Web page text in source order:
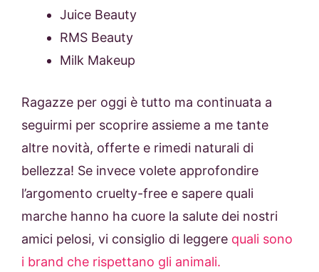
Juice Beauty
RMS Beauty
Milk Makeup
Ragazze per oggi è tutto ma continuata a
seguirmi per scoprire assieme a me tante
altre novità, offerte e rimedi naturali di
bellezza! Se invece volete approfondire
l’argomento cruelty-free e sapere quali
marche hanno ha cuore la salute dei nostri
amici pelosi, vi consiglio di leggere quali sono
i brand che rispettano gli animali.